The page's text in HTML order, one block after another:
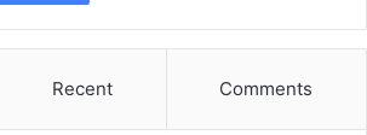
Recent Comments